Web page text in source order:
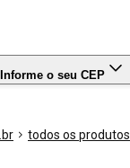
Informe o seu CEP
todos os produtos